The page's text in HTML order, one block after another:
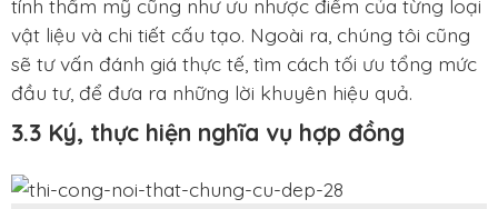
tính thẩm mỹ cũng như ưu nhược điểm của từng loại
vật liệu và chi tiết cấu tạo. Ngoài ra, chúng tôi cũng
sẽ tư vấn đánh giá thực tế, tìm cách tối ưu tổng mức
đầu tư, để đưa ra những lời khuyên hiệu quả.
3.3 Ký, thực hiện nghĩa vụ hợp đồng